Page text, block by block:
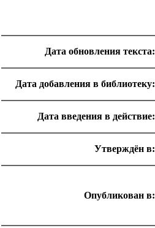
Дата обновления текста:
Дата добавления в библиотеку:
Дата введения в действие:
Утверждён в:
Опубликован в: